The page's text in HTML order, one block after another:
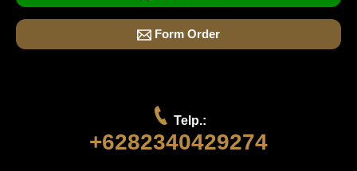
Form Order
Telp.:
+6282340429274